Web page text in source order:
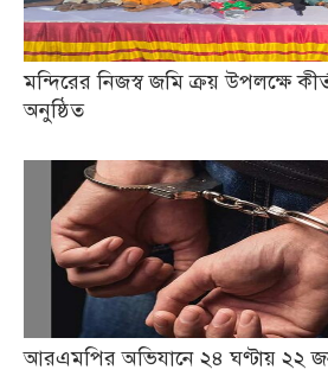
মন্দিরের নিজস্ব জমি ক্রয় উপলক্ষে
অনুষ্ঠিত
আরএমপির অভিযানে ২৪ ঘণ্টায় ২২ জন